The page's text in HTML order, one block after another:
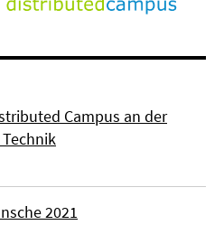
Campus an der
2021